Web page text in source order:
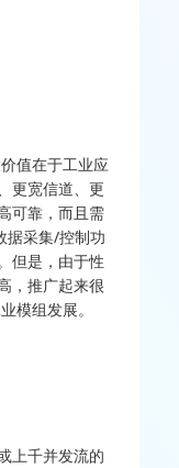
值在于工业应
更宽信道、更
可靠，而且需
据采集/控制功
但是，由于性
，推广起来很
模组发展。
上千并发流的